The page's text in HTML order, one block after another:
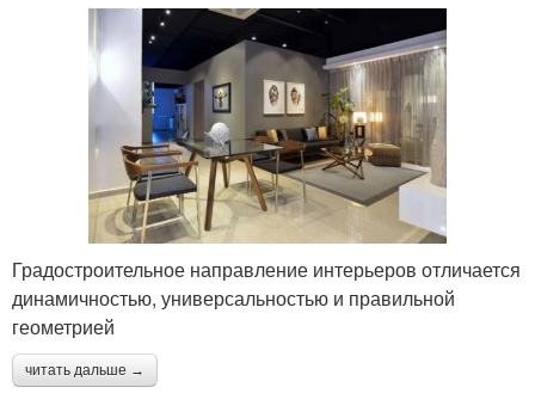
Градостроительное направление интерьеров отличается
динамичностью, универсальностью и правильной
геометрией
читать дальше →